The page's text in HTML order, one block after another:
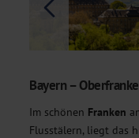
Bayern –
Im schönen Franken
Flusstälern, liegt das